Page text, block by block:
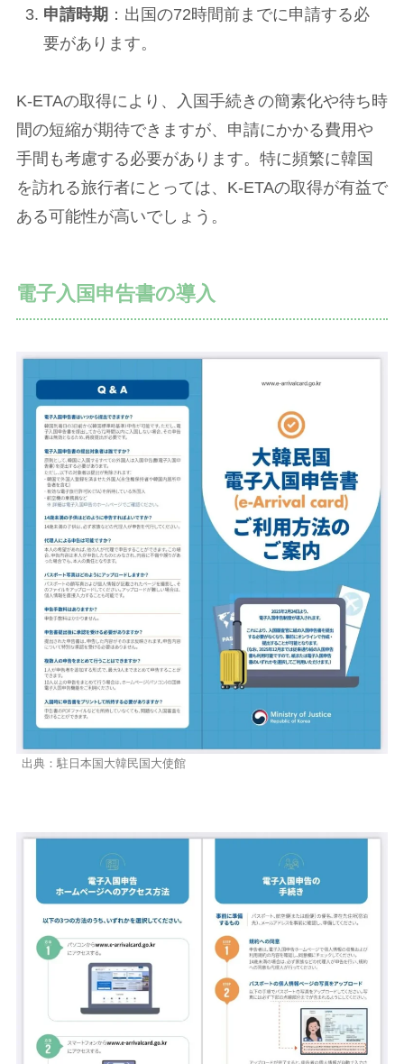
申請時期 ：出国の72時間前までに申請する必
要があります。
K-ETAの取得により、入国手続きの簡素化や待ち時
間の短縮が期待できますが、申請にかかる費用や
手間も考慮する必要があります。特に頻繁に韓国
を訪れる旅行者にとっては、K-ETAの取得が有益で
ある可能性が高いでしょう。
電子入国申告書の導入
出典：駐日本国大韓民国大使館